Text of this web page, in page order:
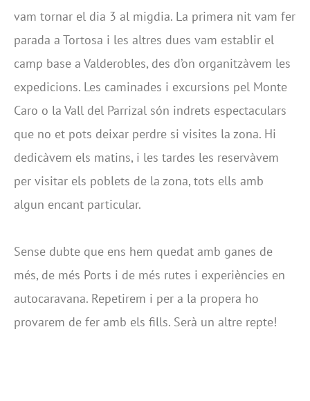
vam tornar el dia 3 al migdia. La primera nit vam fer
parada a Tortosa i les altres dues vam establir el
camp base a Valderobles, des d’on organitzàvem les
expedicions. Les caminades i excursions pel Monte
Caro o la Vall del Parrizal són indrets espectaculars
que no et pots deixar perdre si visites la zona. Hi
dedicàvem els matins, i les tardes les reservàvem
per visitar els poblets de la zona, tots ells amb
algun encant particular.
Sense dubte que ens hem quedat amb ganes de
més, de més Ports i de més rutes i experiències en
autocaravana. Repetirem i per a la propera ho
provarem de fer amb els fills. Serà un altre repte!